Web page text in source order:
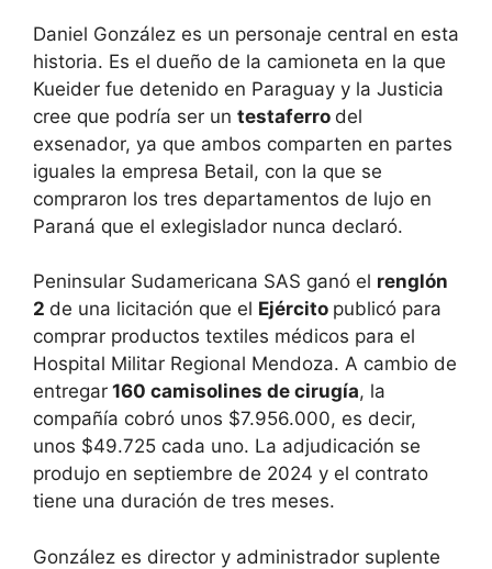
Daniel González es un personaje central en esta
historia. Es el dueño de la camioneta en la que
Kueider fue detenido en Paraguay y la Justicia
cree que podría ser un testaferro del
exsenador, ya que ambos comparten en partes
iguales la empresa Betail, con la que se
compraron los tres departamentos de lujo en
Paraná que el exlegislador nunca declaró.
Peninsular Sudamericana SAS ganó el renglón
2 de una licitación que el Ejército publicó para
comprar productos textiles médicos para el
Hospital Militar Regional Mendoza. A cambio de
entregar 160 camisolines de cirugía, la
compañía cobró unos $7.956.000, es decir,
unos $49.725 cada uno. La adjudicación se
produjo en septiembre de 2024 y el contrato
tiene una duración de tres meses.
González es director y administrador suplente